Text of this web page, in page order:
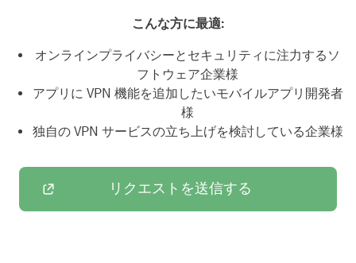
こんな方に最適:
オンラインプライバシーとセキュリティに注力するソ
フトウェア企業様
アプリに VPN 機能を追加したいモバイルアプリ開発者
様
独自の VPN サービスの立ち上げを検討している企業様
リクエストを送信する